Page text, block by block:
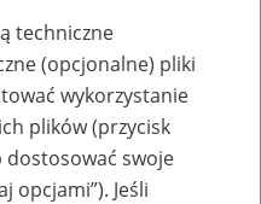
techniczne
(opcjonalne) pliki
wykorzystanie
plików (przycisk
dostosować swoje
opcjami”). Jeśli